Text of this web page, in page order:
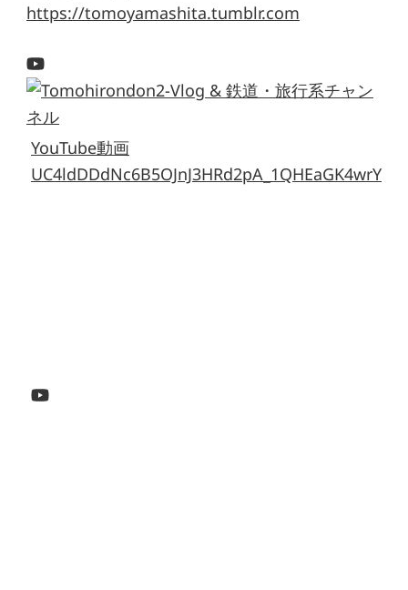
https://tomoyamashita.tumblr.com
YouTube動画
UC4ldDDdNc6B5OJnJ3HRd2pA_1QHEaGK4wrY